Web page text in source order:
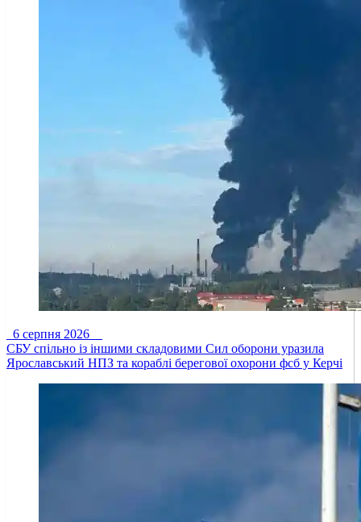
6 серпня 2026
СБУ спільно із іншими складовими Сил оборони уразила
Ярославський НПЗ та кораблі берегової охорони фсб у Керчі